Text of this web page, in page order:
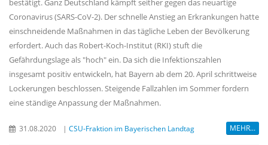
bestätigt. Ganz Deutschland kämpft seither gegen das neuartige
Coronavirus (SARS-CoV-2). Der schnelle Anstieg an Erkrankungen hatte
einschneidende Maßnahmen in das tägliche Leben der Bevölkerung
erfordert. Auch das Robert-Koch-Institut (RKI) stuft die
Gefährdungslage als "hoch" ein. Da sich die Infektionszahlen
insgesamt positiv entwickeln, hat Bayern ab dem 20. April schrittweise
Lockerungen beschlossen. Steigende Fallzahlen im Sommer fordern
eine ständige Anpassung der Maßnahmen.
31.08.2020 | CSU-Fraktion im Bayerischen Landtag MEHR...